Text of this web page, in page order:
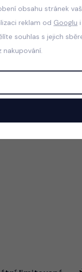
obsahu stránek
reklam od Googlu
souhlas s jejich
nakupování.